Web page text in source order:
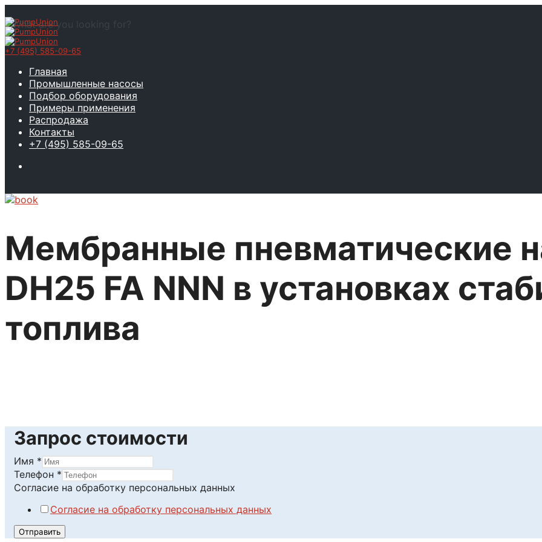
+7 (495) 585-09-65
Главная
Промышленные насосы
Подбор оборудования
Примеры применения
Распродажа
Контакты
+7 (495) 585-09-65
Мембранные пневматические
DН25 FA NNN в установках
топлива
Запрос стоимости
Имя *
Телефон
персональных
Телефон *
Согласие на обработку персональных данных
Согласие на обработку персональных данных
Отправить
What are you looking for?